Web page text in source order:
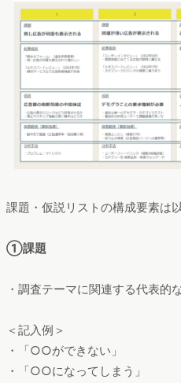
課題・仮説リストの構成要素は
①課題
・調査テーマに関連する代表的
＜記入例＞
・「○○ができない」
・「○○になってしまう」